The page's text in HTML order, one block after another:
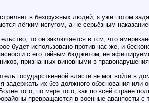
в безоружных людей, а уже потом
лёгким испугом, а не серьёзным
то он заключается в том, что
будет использовано против нас же, и
с его тайным бюджетом, не
признанных виновными в
государственной власти не мог войти в
их без должного обоснования или
того, по мере того, как по всей стране
превращаются в военные аванпосты